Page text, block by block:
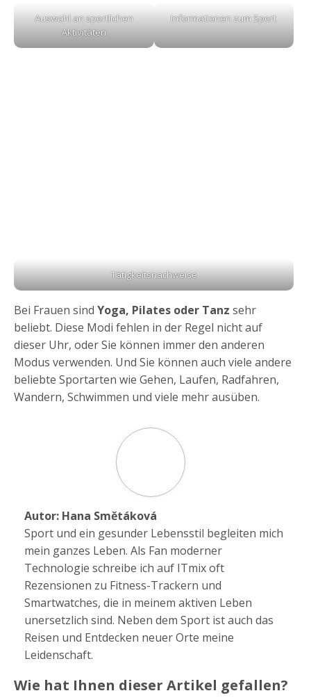
Auswahl an sportlichen
Aktivitäten
Informationen zum Sport
Tätigkeitsnachweise
Bei Frauen sind Yoga, Pilates oder Tanz sehr
beliebt. Diese Modi fehlen in der Regel nicht auf
dieser Uhr, oder Sie können immer den anderen
Modus verwenden. Und Sie können auch viele andere
beliebte Sportarten wie Gehen, Laufen, Radfahren,
Wandern, Schwimmen und viele mehr ausüben.
Autor: Hana Smětáková
Sport und ein gesunder Lebensstil begleiten mich
mein ganzes Leben. Als Fan moderner
Technologie schreibe ich auf ITmix oft
Rezensionen zu Fitness-Trackern und
Smartwatches, die in meinem aktiven Leben
unersetzlich sind. Neben dem Sport ist auch das
Reisen und Entdecken neuer Orte meine
Leidenschaft.
Wie hat Ihnen dieser Artikel gefallen?